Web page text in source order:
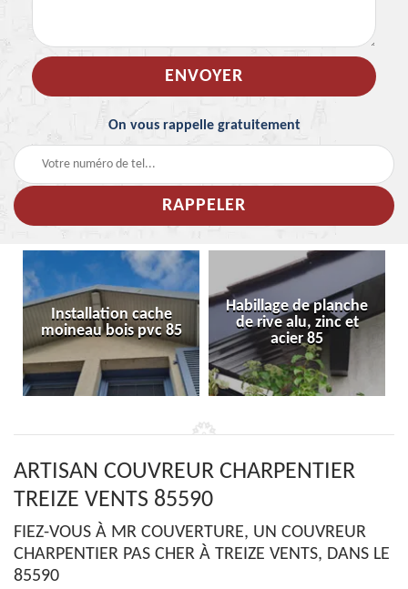
On vous rappelle gratuitement
Installation cache
moineau bois pvc 85
Habillage de planche
de rive alu, zinc et
acier 85
ARTISAN COUVREUR CHARPENTIER
TREIZE VENTS 85590
FIEZ-VOUS À MR COUVERTURE, UN COUVREUR
CHARPENTIER PAS CHER À TREIZE VENTS, DANS LE
85590